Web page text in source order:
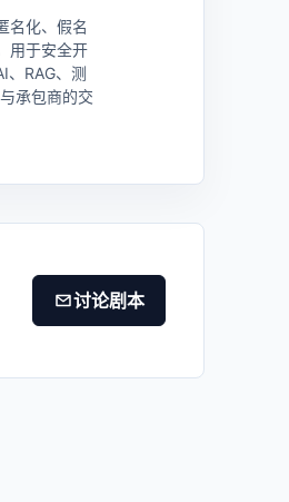
名化、假名
用于安全开
、RAG、测
承包商的交
讨论剧本